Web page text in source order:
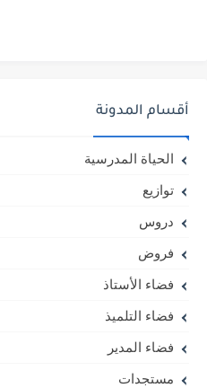
أقسام المدونة
الحياة المدرسية
توازيع
دروس
فروض
فضاء الأستاذ
فضاء التلميذ
فضاء المدير
مستجدات